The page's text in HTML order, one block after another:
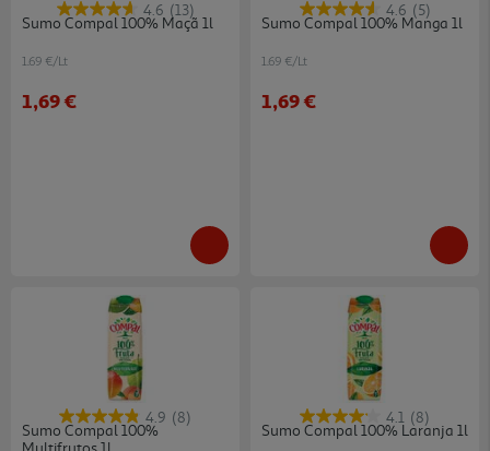
4.6 (13)
Sumo Compal 100% Maçã 1l
1.69 €/Lt
1,69 €
4.6 (5)
Sumo Compal 100% Manga 1l
1.69 €/Lt
1,69 €
4.9 (8)
Sumo Compal 100%
4.1 (8)
Sumo Compal 100% Laranja 1l